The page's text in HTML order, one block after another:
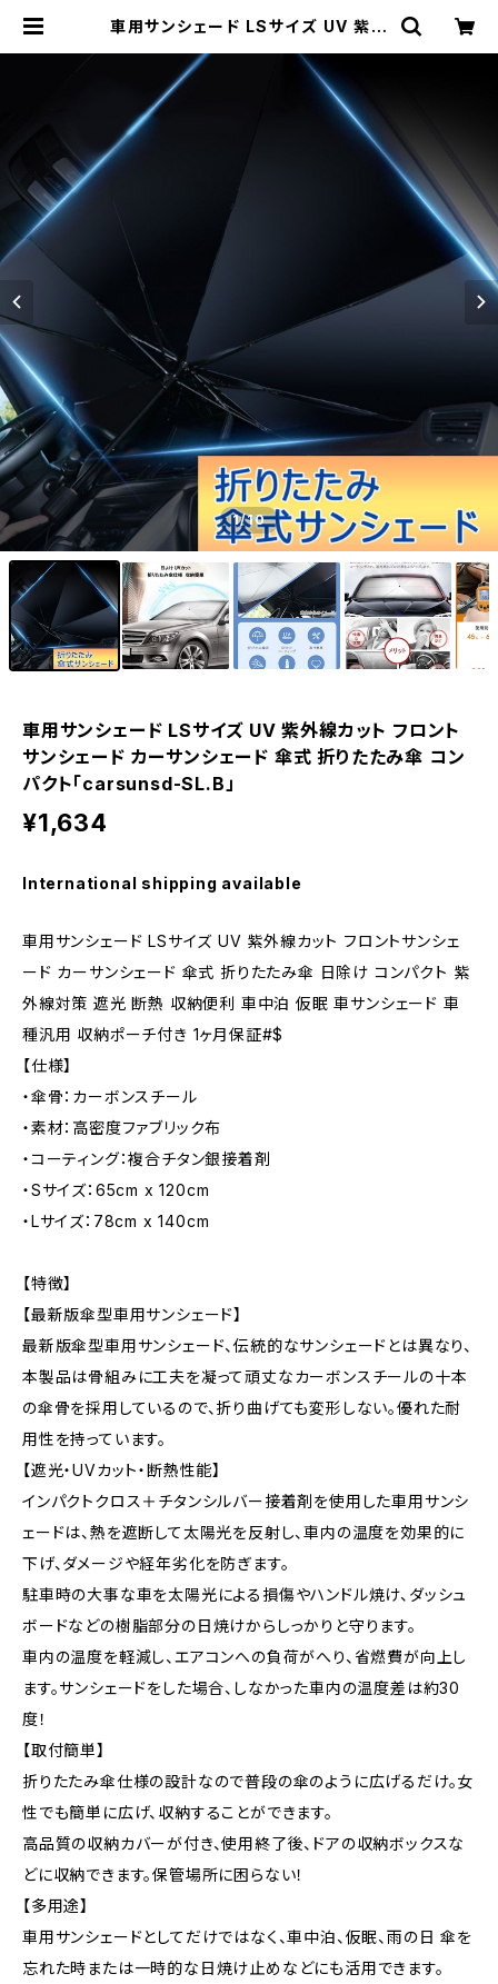
車用サンシェード LSサイズ UV 紫外
ンシェード 傘式 折りたたみ傘 コンパ
クト「carsunsd-SL.B」 | Pro Sta
tion（Ｋ＆Ｍサービス株式会社）
1/10
車用サンシェード LSサイズ UV 紫外線カット フロント
サンシェード カーサンシェード 傘式 折りたたみ傘 コン
パクト「carsunsd-SL.B」
¥1,634
International shipping available
車用サンシェード LSサイズ UV 紫外線カット フロントサンシェ
ード カーサンシェード 傘式 折りたたみ傘 日除け コンパクト 紫
外線対策 遮光 断熱 収納便利 車中泊 仮眠 車サンシェード 車
種汎用 収納ポーチ付き 1ヶ月保証#$
【仕様】
・傘骨：カーボンスチール
・素材：高密度ファブリック布
・コーティング：複合チタン銀接着剤
・Sサイズ：65cm x 120cm
・Lサイズ：78cm x 140cm
【特徴】
【最新版傘型車用サンシェード】
最新版傘型車用サンシェード、伝統的なサンシェードとは異なり、
本製品は骨組みに工夫を凝って頑丈なカーボンスチールの十本
の傘骨を採用しているので、折り曲げても変形しない。優れた耐
用性を持っています。
【遮光・UVカット・断熱性能】
インパクトクロス＋チタンシルバー接着剤を使用した車用サンシ
ェードは、熱を遮断して太陽光を反射し、車内の温度を効果的に
下げ、ダメージや経年劣化を防ぎます。
駐車時の大事な車を太陽光による損傷やハンドル焼け、ダッシュ
ボードなどの樹脂部分の日焼けからしっかりと守ります。
車内の温度を軽減し、エアコンへの負荷がへり、省燃費が向上し
ます。サンシェードをした場合、しなかった車内の温度差は約30
度！
【取付簡単】
折りたたみ傘仕様の設計なので普段の傘のように広げるだけ。女
性でも簡単に広げ、収納することができます。
高品質の収納カバーが付き、使用終了後、ドアの収納ボックスな
どに収納できます。保管場所に困らない！
【多用途】
車用サンシェードとしてだけではなく、車中泊、仮眠、雨の日 傘を
忘れた時または一時的な日焼け止めなどにも活用できます。